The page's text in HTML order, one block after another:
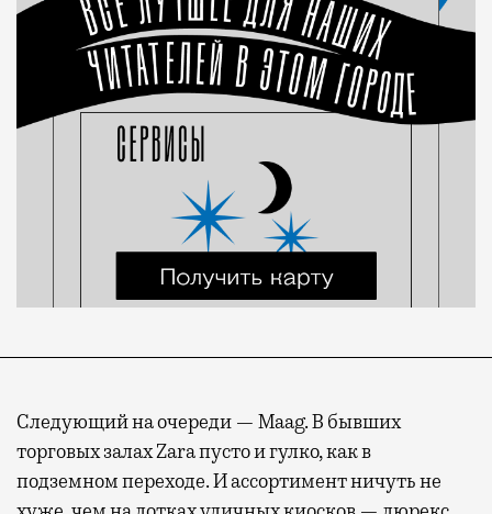
Следующий на очереди — Maag. В бывших
торговых залах Zara пусто и гулко, как в
подземном переходе. И ассортимент ничуть не